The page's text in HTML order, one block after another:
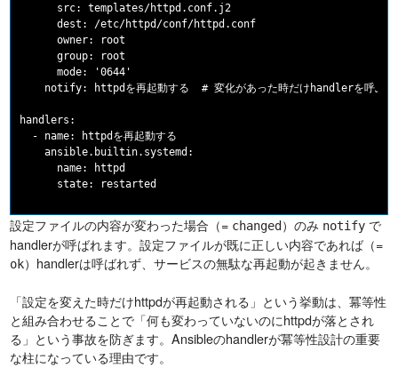
      src: templates/httpd.conf.j2
      dest: /etc/httpd/conf/httpd.conf
      owner: root
      group: root
      mode: '0644'
    notify: httpdを再起動する  # 変化があった時だけhandlerを呼ぶ
handlers:
  - name: httpdを再起動する
    ansible.builtin.systemd:
      name: httpd
設定ファイルの内容が変わった場合（= changed ）のみ notify で
handlerが呼ばれます。設定ファイルが既に正しい内容であれば（=
ok）handlerは呼ばれず、サービスの無駄な再起動が起きません。
「設定を変えた時だけhttpdが再起動される」という挙動は、冪等性
と組み合わせることで「何も変わっていないのにhttpdが落とされ
る」という事故を防ぎます。Ansibleのhandlerが冪等性設計の重要
な柱になっている理由です。